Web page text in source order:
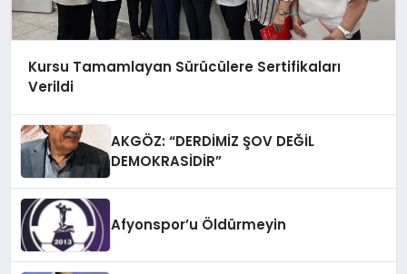
Kursu Tamamlayan Sürücülere Sertifikaları
Verildi
AKGÖZ: “DERDİMİZ ŞOV DEĞİL
DEMOKRASİDİR”
Afyonspor’u Öldürmeyin